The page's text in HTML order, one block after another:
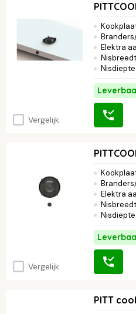
Vergelijk
Elektra
Nisdiepte
Vergelijk
Elektra
Nisdiepte
PITT